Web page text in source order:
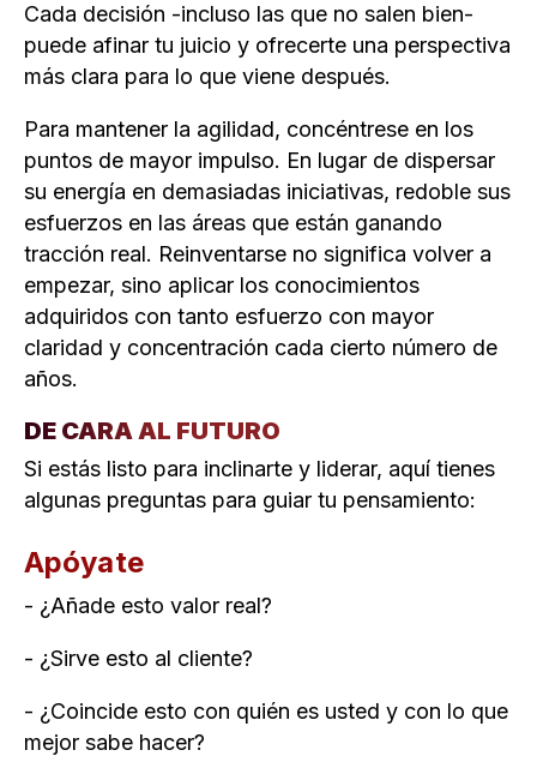
Cada decisión -incluso las que no salen bien-
puede afinar tu juicio y ofrecerte una perspectiva
más clara para lo que viene después.
Para mantener la agilidad, concéntrese en los
puntos de mayor impulso. En lugar de dispersar
su energía en demasiadas iniciativas, redoble sus
esfuerzos en las áreas que están ganando
tracción real. Reinventarse no significa volver a
empezar, sino aplicar los conocimientos
adquiridos con tanto esfuerzo con mayor
claridad y concentración cada cierto número de
años.
DE CARA AL FUTURO
Si estás listo para inclinarte y liderar, aquí tienes
algunas preguntas para guiar tu pensamiento:
Apóyate
- ¿Añade esto valor real?
- ¿Sirve esto al cliente?
- ¿Coincide esto con quién es usted y con lo que
mejor sabe hacer?